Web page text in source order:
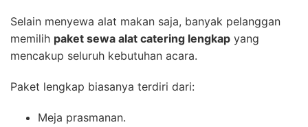
Selain menyewa alat makan saja, banyak pelanggan
memilih paket sewa alat catering lengkap yang
mencakup seluruh kebutuhan acara.
Paket lengkap biasanya terdiri dari:
Meja prasmanan.